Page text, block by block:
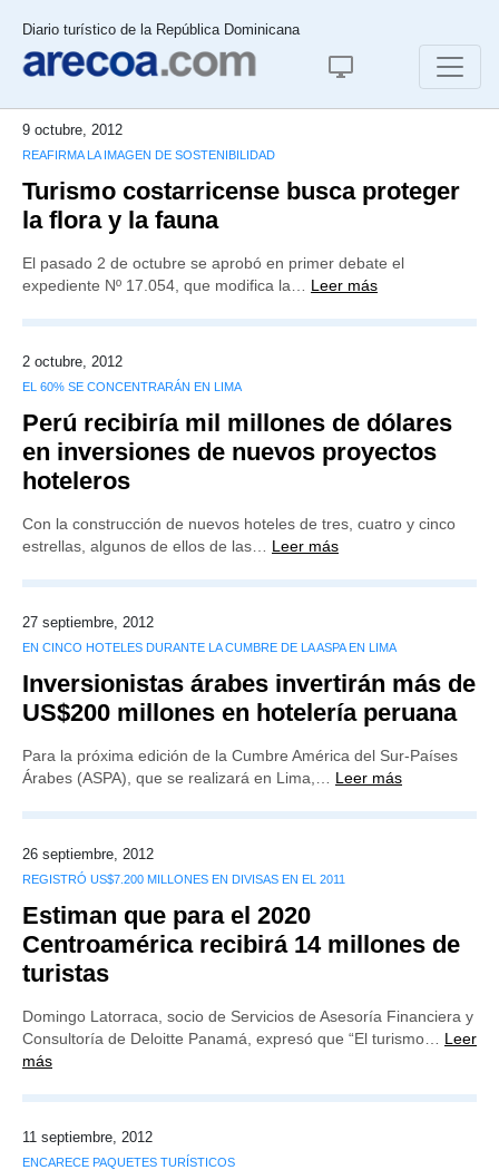
Diario turístico de la República Dominicana
9 octubre, 2012
REAFIRMA LA IMAGEN DE SOSTENIBILIDAD
Turismo costarricense busca proteger
la flora y la fauna
El pasado 2 de octubre se aprobó en primer debate el
expediente Nº 17.054, que modifica la… Leer más
2 octubre, 2012
EL 60% SE CONCENTRARÁN EN LIMA
Perú recibiría mil millones de dólares
en inversiones de nuevos proyectos
hoteleros
Con la construcción de nuevos hoteles de tres, cuatro y cinco
estrellas, algunos de ellos de las… Leer más
27 septiembre, 2012
EN CINCO HOTELES DURANTE LA CUMBRE DE LA ASPA EN LIMA
Inversionistas árabes invertirán más de
US$200 millones en hotelería peruana
Para la próxima edición de la Cumbre América del Sur-Países
Árabes (ASPA), que se realizará en Lima,… Leer más
26 septiembre, 2012
REGISTRÓ US$7.200 MILLONES EN DIVISAS EN EL 2011
Estiman que para el 2020
Centroamérica recibirá 14 millones de
turistas
Domingo Latorraca, socio de Servicios de Asesoría Financiera y
Consultoría de Deloitte Panamá, expresó que “El turismo… Leer
más
11 septiembre, 2012
ENCARECE PAQUETES TURÍSTICOS